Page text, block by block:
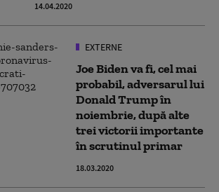
14.04.2020
EXTERNE
Joe Biden va fi, cel mai
probabil, adversarul lui
Donald Trump în
noiembrie, după alte
trei victorii importante
în scrutinul primar
18.03.2020